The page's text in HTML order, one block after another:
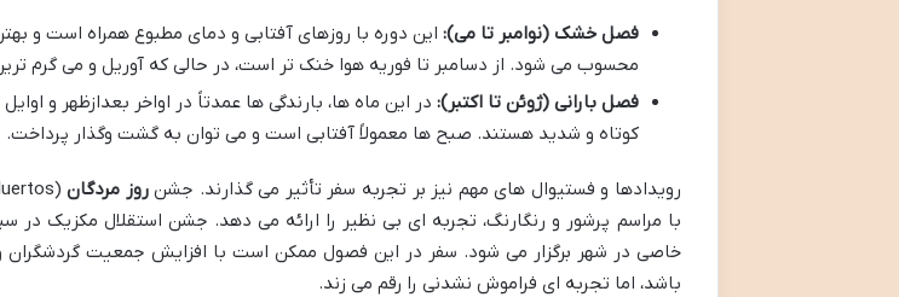
فصل خشک (نوامبر تا می): این دوره با روزهای آفتابی و دمای مطبوع همراه است و
محسوب می شود. از دسامبر تا فوریه هوا خنک تر است، در حالی که آوریل و می گرم
فصل بارانی (ژوئن تا اکتبر): در این ماه ها، بارندگی ها عمدتاً در اواخر بعدازظهر و
کوتاه و شدید هستند. صبح ها معمولاً آفتابی است و می توان به گشت وگذار پرداخت.
رویدادها و فستیوال های مهم نیز بر تجربه سفر تأثیر می گذارند. جشنروز مردگان
با مراسم پرشور و رنگارنگ، تجربه ای بی نظیر را ارائه می دهد. جشن استقلال مکزیک در
خاصی در شهر برگزار می شود. سفر در این فصول ممکن است با افزایش جمعیت گردشگران و
باشد، اما تجربه ای فراموش نشدنی را رقم می زند.